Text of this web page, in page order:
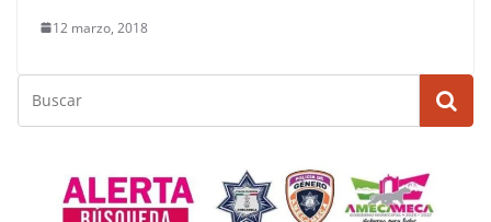
12 marzo, 2018